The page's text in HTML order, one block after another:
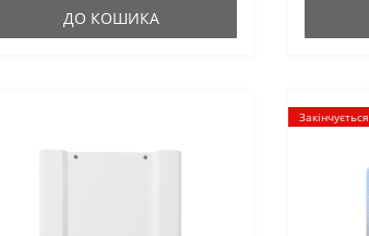
ДО КОШИКА
Закінчується